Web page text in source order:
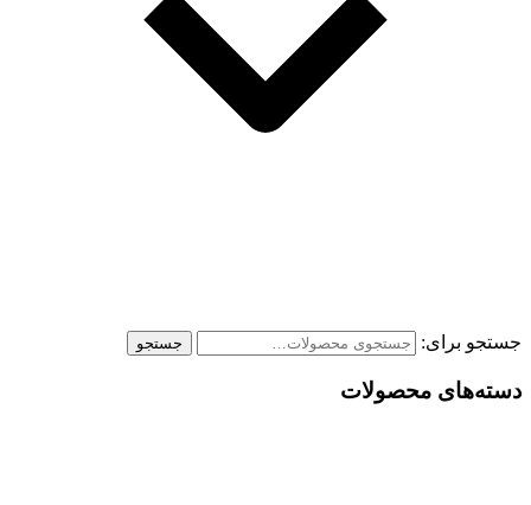
جستجو برای: جستجو
دسته‌های محصولات